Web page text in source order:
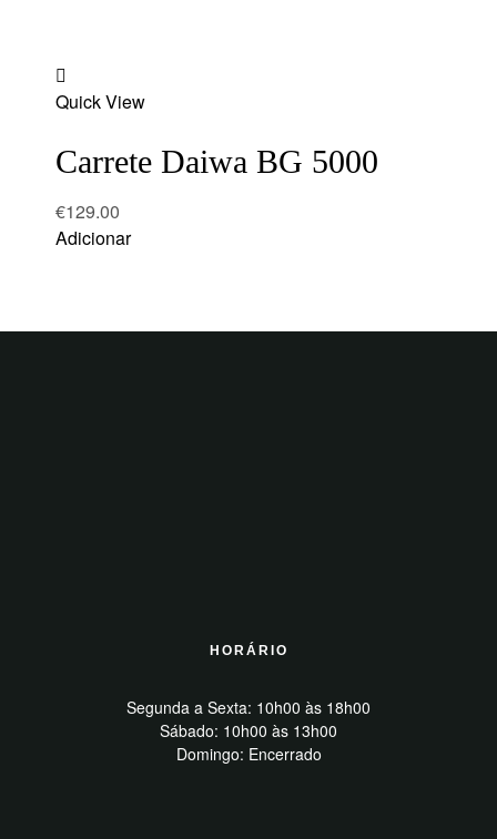
to
Quick View
Carrete Daiwa BG 5000
€129.00
Adicionar
HORÁRIO
Segunda a Sexta: 10h00 às 18h00
Sábado: 10h00 às 13h00
Domingo: Encerrado